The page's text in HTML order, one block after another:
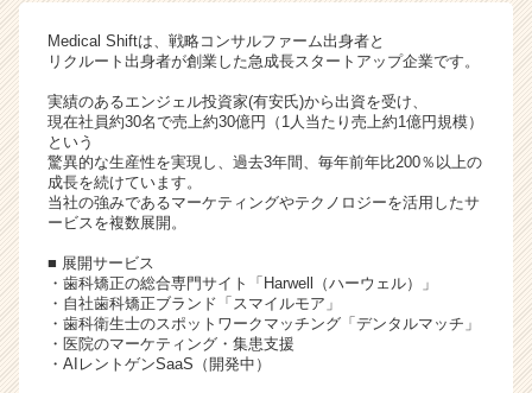
ス
カ
ウ
ト
届
イ
ト
チ
ア
Medical Shiftは、戦略コンサルファーム出身者と
リクルート出身者が創業した急成長スタートアップ企業です。
実績のあるエンジェル投資家(有安氏)から出資を受け、
現在社員約30名で売上約30億円（1人当たり売上約1億円規模）
という
驚異的な生産性を実現し、過去3年間、毎年前年比200％以上の
成長を続けています。
当社の強みであるマーケティングやテクノロジーを活用したサ
ービスを複数展開。
■ 展開サービス
・歯科矯正の総合専門サイト「Harwell（ハーウェル）」
・自社歯科矯正ブランド「スマイルモア」
・歯科衛生士のスポットワークマッチング「デンタルマッチ」
・医院のマーケティング・集患支援
・AIレントゲンSaaS（開発中）